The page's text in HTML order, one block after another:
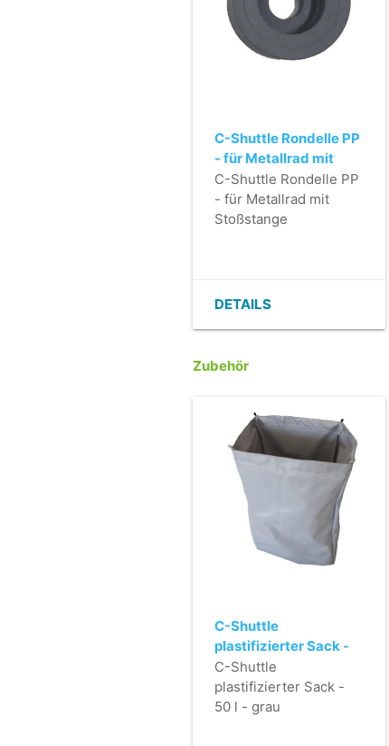
C-Shuttle Rondelle PP
- für Metallrad mit
Stoßstange
C-Shuttle Rondelle PP
- für Metallrad mit
Stoßstange
DETAILS
Zubehör
C-Shuttle
plastifizierter Sack -
50 l - grau
C-Shuttle
plastifizierter Sack -
50 l - grau